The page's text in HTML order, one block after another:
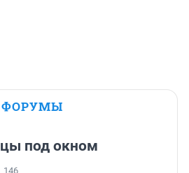
ФОРУМЫ
под окном
146